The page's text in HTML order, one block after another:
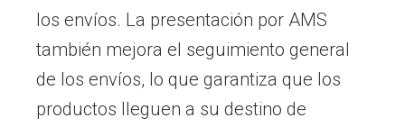
los envíos. La presentación por AMS
también mejora el seguimiento general
de los envíos, lo que garantiza que los
productos lleguen a su destino de